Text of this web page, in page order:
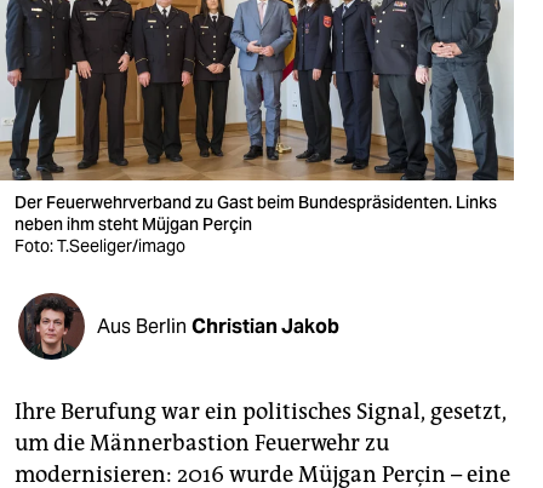
berlin
nord
wahrheit
verlag
verlag
shop
fragen & hilfe
unterstützen
abo
Der Feuerwehrverband zu Gast beim Bundespräsidenten. Links
neben ihm steht Müjgan Perçin
Foto: T.Seeliger/imago
Aus Berlin Christian Jakob
Ihre Berufung war ein politisches Signal, gesetzt,
um die Männerbastion Feuerwehr zu
modernisieren: 2016 wurde Müjgan Perçin – eine